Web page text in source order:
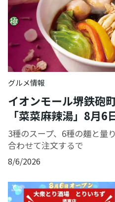
グルメ情報
イオンモール堺鉄砲
「菜菜麻辣湯」8月6
3種のスープ、6種の麺と量
合わせて注文するで
8/6/2026